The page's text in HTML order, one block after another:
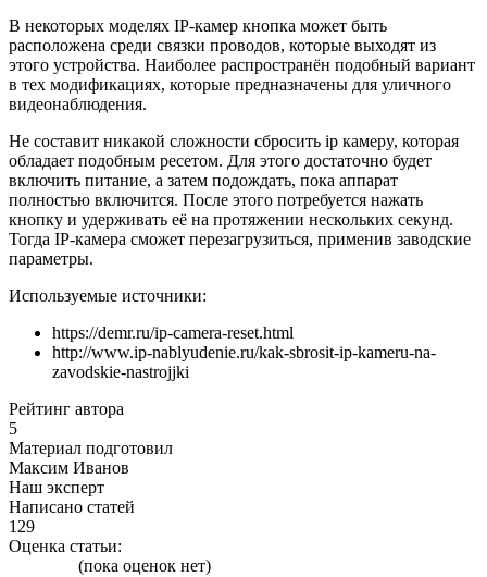
В некоторых моделях IP-камер кнопка может быть
расположена среди связки проводов, которые выходят из
этого устройства. Наиболее распространён подобный вариант
в тех модификациях, которые предназначены для уличного
видеонаблюдения.
Не составит никакой сложности сбросить ip камерy, которая
обладает подобным ресетом. Для этого достаточно будет
включить питание, а затем подождать, пока аппарат
полностью включится. После этого потребуется нажать
кнопку и удерживать её на протяжении нескольких секунд.
Тогда IP-камера сможет перезагрузиться, применив заводские
параметры.
Используемые источники:
https://demr.ru/ip-camera-reset.html
http://www.ip-nablyudenie.ru/kak-sbrosit-ip-kameru-na-
zavodskie-nastrojjki
Рейтинг автора
5
Материал подготовил
Максим Иванов
Наш эксперт
Написано статей
129
Оценка статьи:
(пока оценок нет)